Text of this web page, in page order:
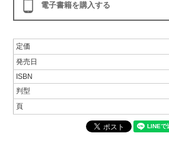
電子書籍を購入する
定価
発売日
ISBN
判型
頁